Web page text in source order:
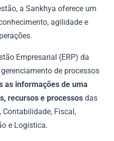
a Sankhya oferece um
agilidade e
Empresarial (ERP) da
de processos
as informações de uma
recursos e processos das
Contabilidade, Fiscal,
e Logística.